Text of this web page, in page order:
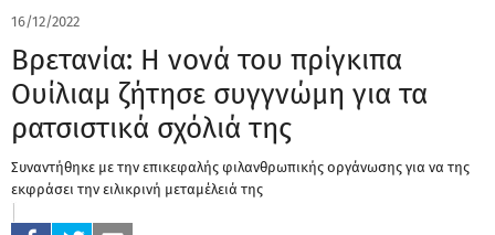
16/12/2022
Βρετανία: Η νονά του πρίγκιπα
Ουίλιαμ ζήτησε συγγνώμη για τα
ρατσιστικά σχόλιά της
Συναντήθηκε με την επικεφαλής φιλανθρωπικής οργάνωσης για να της
εκφράσει την ειλικρινή μεταμέλειά της